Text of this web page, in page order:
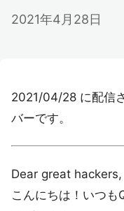
2021年4月28日
2021/04/28 に配信
バーです。
Dear great hackers,
こんにちは！いつも